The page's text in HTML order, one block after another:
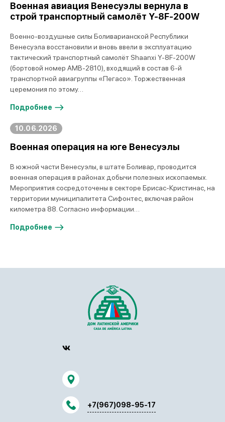
Военная авиация Венесуэлы вернула в
строй транспортный самолёт Y-8F-200W
Военно-воздушные силы Боливарианской Республики
Венесуэла восстановили и вновь ввели в эксплуатацию
тактический транспортный самолёт Shaanxi Y-8F-200W
(бортовой номер AMB-2810), входящий в состав 6-й
транспортной авиагруппы «Пегасо». Торжественная
церемония по этому…
Подробнее
10.06.2026
Военная операция на юге Венесуэлы
В южной части Венесуэлы, в штате Боливар, проводится
военная операция в районах добычи полезных ископаемых.
Мероприятия сосредоточены в секторе Брисас-Кристинас, на
территории муниципалитета Сифонтес, включая район
километра 88. Согласно информации…
Подробнее
+7(967)098-95-17